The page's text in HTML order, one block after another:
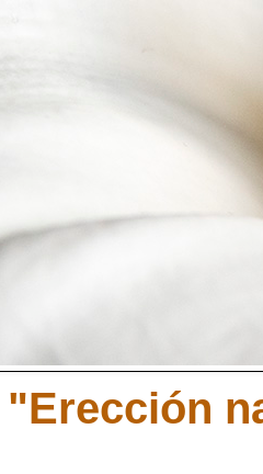
"Erección